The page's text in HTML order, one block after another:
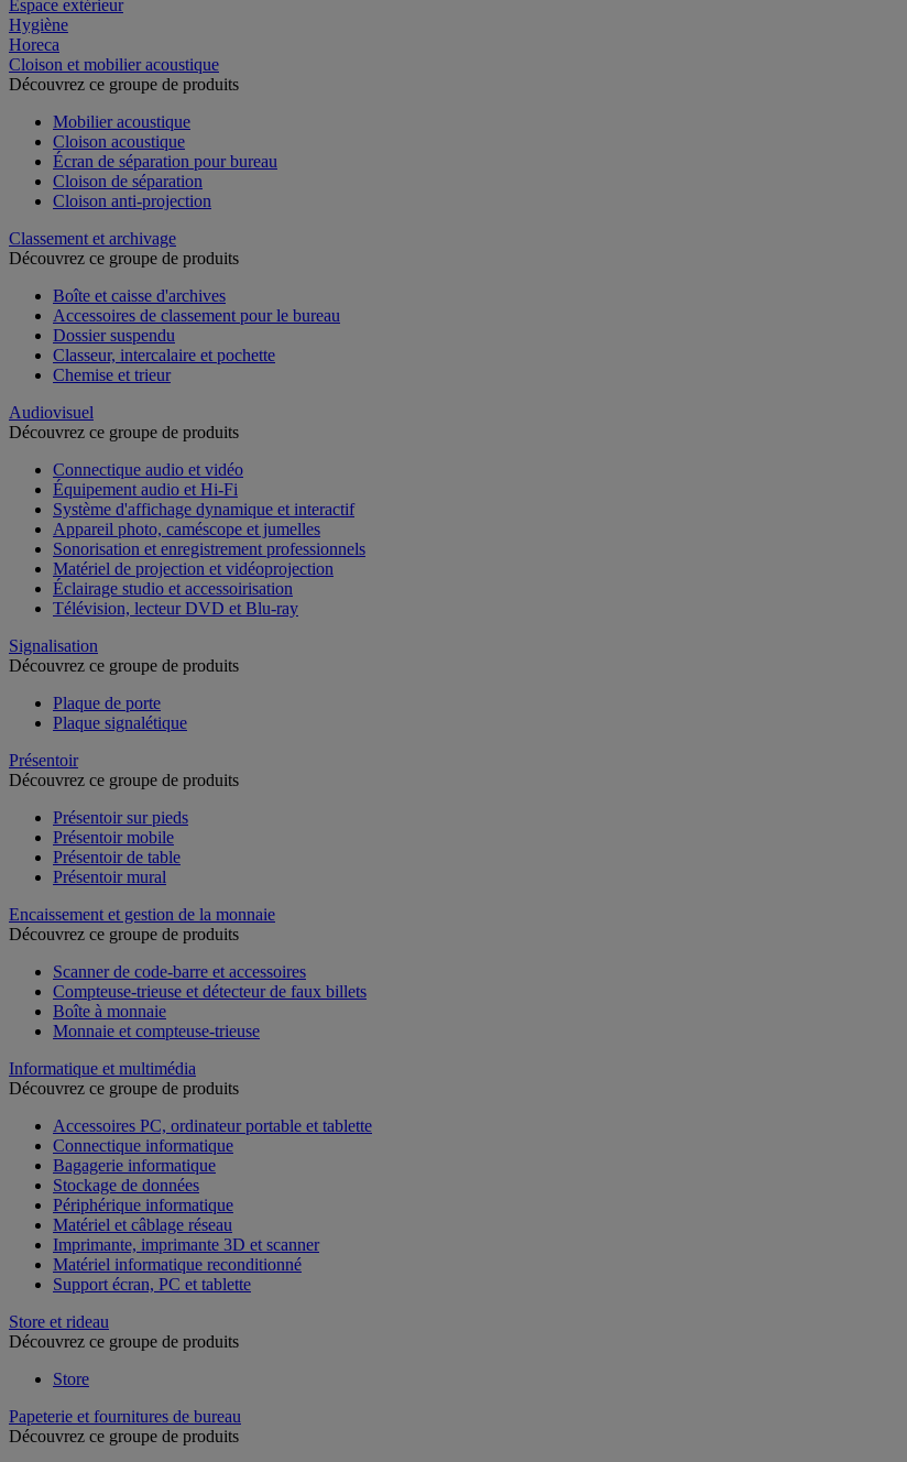
Espace extérieur
Hygiène
Horeca
Cloison et mobilier acoustique
Découvrez ce groupe de produits
Mobilier acoustique
Cloison acoustique
Écran de séparation pour bureau
Cloison de séparation
Cloison anti-projection
Classement et archivage
Découvrez ce groupe de produits
Boîte et caisse d'archives
Accessoires de classement pour le bureau
Dossier suspendu
Classeur, intercalaire et pochette
Chemise et trieur
Audiovisuel
Découvrez ce groupe de produits
Connectique audio et vidéo
Équipement audio et Hi-Fi
Système d'affichage dynamique et interactif
Appareil photo, caméscope et jumelles
Sonorisation et enregistrement professionnels
Matériel de projection et vidéoprojection
Éclairage studio et accessoirisation
Télévision, lecteur DVD et Blu-ray
Signalisation
Découvrez ce groupe de produits
Plaque de porte
Plaque signalétique
Présentoir
Découvrez ce groupe de produits
Présentoir sur pieds
Présentoir mobile
Présentoir de table
Présentoir mural
Encaissement et gestion de la monnaie
Découvrez ce groupe de produits
Scanner de code-barre et accessoires
Compteuse-trieuse et détecteur de faux billets
Boîte à monnaie
Monnaie et compteuse-trieuse
Informatique et multimédia
Découvrez ce groupe de produits
Accessoires PC, ordinateur portable et tablette
Connectique informatique
Bagagerie informatique
Stockage de données
Périphérique informatique
Matériel et câblage réseau
Imprimante, imprimante 3D et scanner
Matériel informatique reconditionné
Support écran, PC et tablette
Store et rideau
Découvrez ce groupe de produits
Store
Papeterie et fournitures de bureau
Découvrez ce groupe de produits